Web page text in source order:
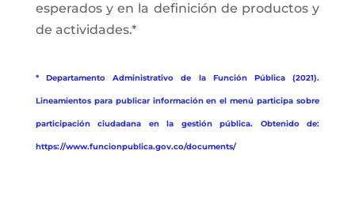
esperados y en la definición de productos y
de actividades.*
* Departamento Administrativo de la Función Pública (2021).
Lineamientos para publicar información en el menú participa sobre
participación ciudadana en la gestión pública. Obtenido de:
https://www.funcionpublica.gov.co/documents/